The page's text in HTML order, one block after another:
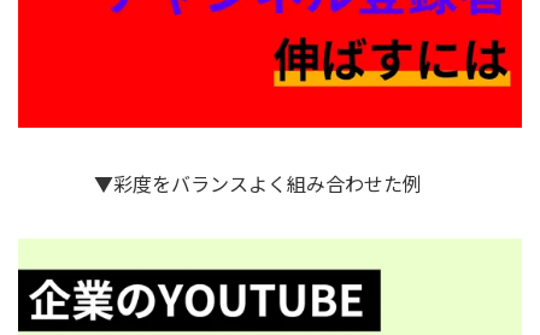
▼彩度をバランスよく組み合わせた例